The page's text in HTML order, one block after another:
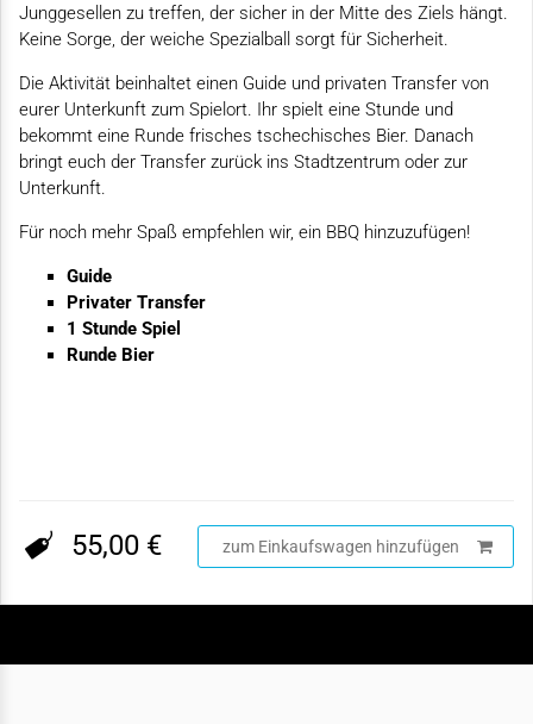
Junggesellen zu treffen, der sicher in der Mitte des Ziels hängt.
Keine Sorge, der weiche Spezialball sorgt für Sicherheit.
Die Aktivität beinhaltet einen Guide und privaten Transfer von
eurer Unterkunft zum Spielort. Ihr spielt eine Stunde und
bekommt eine Runde frisches tschechisches Bier. Danach
bringt euch der Transfer zurück ins Stadtzentrum oder zur
Unterkunft.
Für noch mehr Spaß empfehlen wir, ein BBQ hinzuzufügen!
Guide
Privater Transfer
1 Stunde Spiel
Runde Bier
55,00 € zum Einkaufswagen hinzufügen